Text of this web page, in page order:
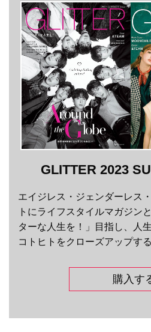
GLITTER 2023
エイジレス・ジェンダーレス
トにライフスタイルマガジン
ターな人生を！」目指し、人
コトヒトをクローズアップす
購入す